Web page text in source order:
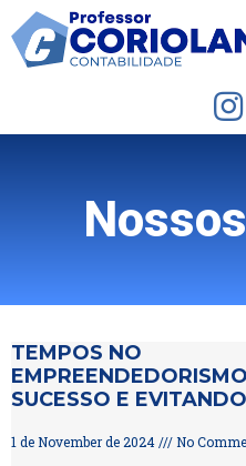
TEMPOS NO
SUCESSO E
1 de November de 2024
No